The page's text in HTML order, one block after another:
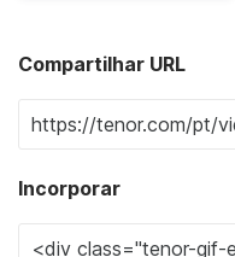
Compartilhar URL
Incorporar